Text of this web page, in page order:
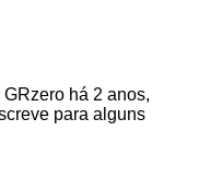
há 2 anos,
para alguns